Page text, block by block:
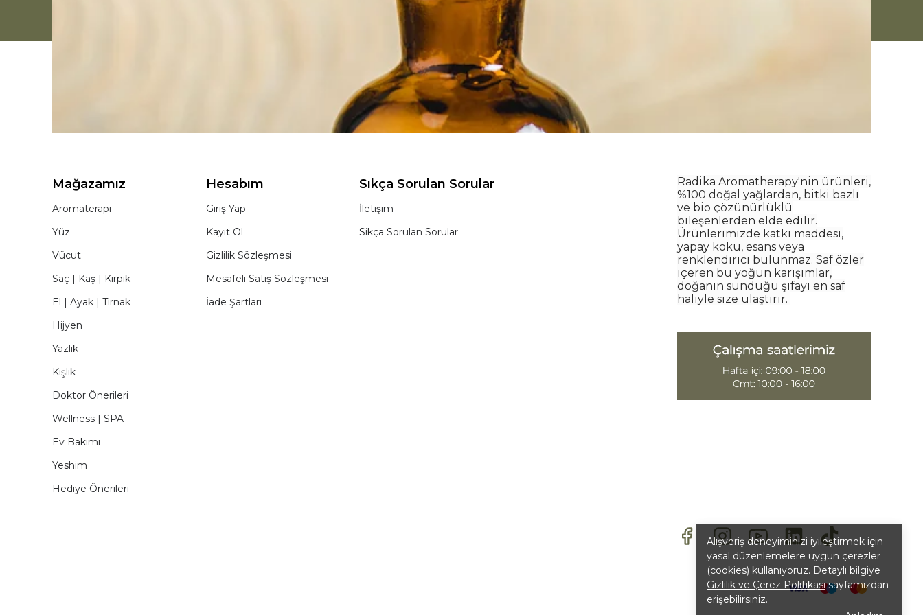
Alışveriş deneyiminizi iyileştirmek için
yasal düzenlemelere uygun çerezler
(cookies) kullanıyoruz. Detaylı bilgiye
Gizlilik ve Çerez Politikasısayfamızdan
erişebilirsiniz.
Mağazamız
Aromaterapi
Yüz
Vücut
Saç | Kaş | Kirpik
El | Ayak | Tırnak
Hijyen
Yazlık
Kışlık
Doktor Önerileri
Wellness | SPA
Ev Bakımı
Yeshim
Hediye Önerileri
Hesabım
Giriş Yap
Kayıt Ol
Gizlilik Sözleşmesi
Mesafeli Satış Sözleşmesi
İade Şartları
Sıkça Sorulan Sorular
İletişim
Sikça Sorulan Sorular
Radika Aromatherapy'nin ürünleri,
%100 doğal yağlardan, bitki bazlı
ve bio çözünürlüklü
bileşenlerden elde edilir.
Ürünlerimizde katkı maddesi,
yapay koku, esans veya
renklendirici bulunmaz. Saf özler
içeren bu yoğun karışımlar,
doğanın sunduğu şifayı en saf
haliyle size ulaştırır.